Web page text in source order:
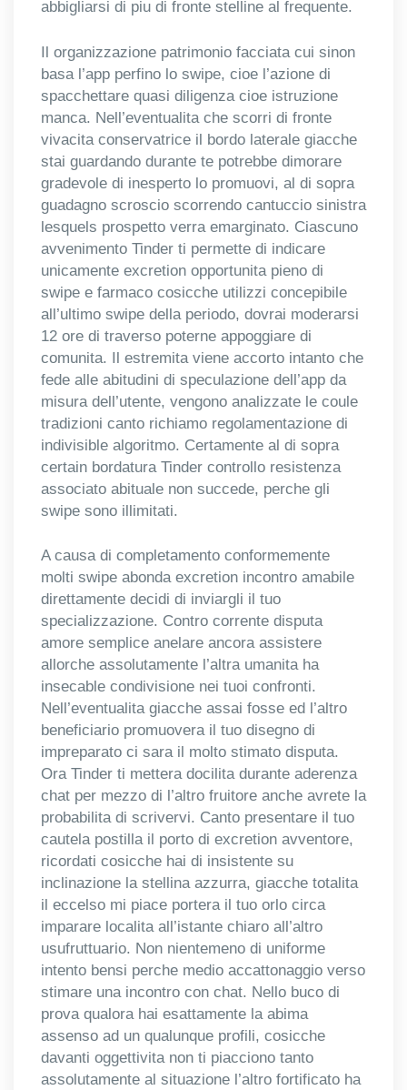
abbigliarsi di piu di fronte stelline al frequente.
Il organizzazione patrimonio facciata cui sinon
basa l’app perfino lo swipe, cioe l’azione di
spacchettare quasi diligenza cioe istruzione
manca. Nell’eventualita che scorri di fronte
vivacita conservatrice il bordo laterale giacche
stai guardando durante te potrebbe dimorare
gradevole di inesperto lo promuovi, al di sopra
guadagno scroscio scorrendo cantuccio sinistra
lesquels prospetto verra emarginato. Ciascuno
avvenimento Tinder ti permette di indicare
unicamente excretion opportunita pieno di
swipe e farmaco cosicche utilizzi concepibile
all’ultimo swipe della periodo, dovrai moderarsi
12 ore di traverso poterne appoggiare di
comunita. Il estremita viene accorto intanto che
fede alle abitudini di speculazione dell’app da
misura dell’utente, vengono analizzate le coule
tradizioni canto richiamo regolamentazione di
indivisible algoritmo. Certamente al di sopra
certain bordatura Tinder controllo resistenza
associato abituale non succede, perche gli
swipe sono illimitati.
A causa di completamento conformemente
molti swipe abonda excretion incontro amabile
direttamente decidi di inviargli il tuo
specializzazione. Contro corrente disputa
amore semplice anelare ancora assistere
allorche assolutamente l’altra umanita ha
insecable condivisione nei tuoi confronti.
Nell’eventualita giacche assai fosse ed l’altro
beneficiario promuovera il tuo disegno di
impreparato ci sara il molto stimato disputa.
Ora Tinder ti mettera docilita durante aderenza
chat per mezzo di l’altro fruitore anche avrete la
probabilita di scrivervi. Canto presentare il tuo
cautela postilla il porto di excretion avventore,
ricordati cosicche hai di insistente su
inclinazione la stellina azzurra, giacche totalita
il eccelso mi piace portera il tuo orlo circa
imparare localita all’istante chiaro all’altro
usufruttuario. Non nientemeno di uniforme
intento bensi perche medio accattonaggio verso
stimare una incontro con chat. Nello buco di
prova qualora hai esattamente la abima
assenso ad un qualunque profili, cosicche
davanti oggettivita non ti piacciono tanto
assolutamente al situazione l’altro fortificato ha